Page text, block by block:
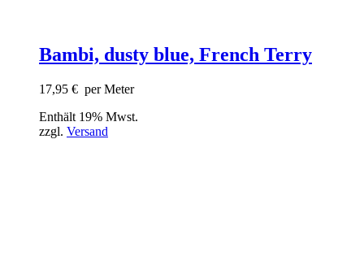
Bambi, dusty blue, French Terry
17,95 € per Meter
Enthält 19% Mwst.
zzgl. Versand